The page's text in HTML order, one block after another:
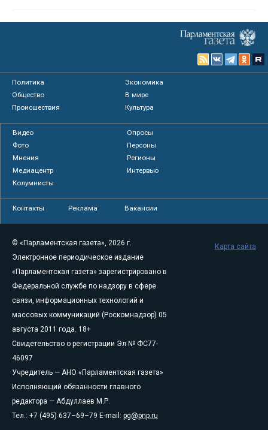
Политика
Экономика
Общество
В мире
Происшествия
Культура
Видео
Опросы
Фото
Персоны
Мнения
Регионы
Медиацентр
Интервью
Колумнисты
Контакты Реклама Вакансии
© «Парламентская газета», 2026 г.
Электронное периодическое издание
«Парламентская газета» зарегистрировано в
Федеральной службе по надзору в сфере
связи, информационных технологий и
массовых коммуникаций (Роскомнадзор) 05
августа 2011 года. 18+
Свидетельство о регистрации Эл № ФС77-
46097
Учредитель — АНО «Парламентская газета»
Исполняющий обязанности главного
редактора — Абдуллаев М.Р.
Тел.: +7 (495) 637–69–79 E-mail: pg@pnp.ru
Карта сайта